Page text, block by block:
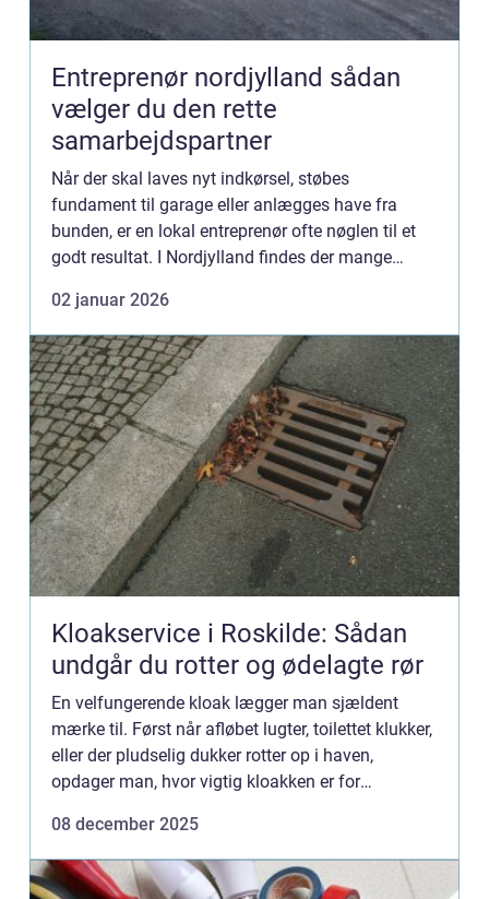
Entreprenør nordjylland sådan
vælger du den rette
samarbejdspartner
Når der skal laves nyt indkørsel, støbes
fundament til garage eller anlægges have fra
bunden, er en lokal entreprenør ofte nøglen til et
godt resultat. I Nordjylland findes der mange
som hjælper både pri...
02 januar 2026
Kloakservice i Roskilde: Sådan
undgår du rotter og ødelagte rør
En velfungerende kloak lægger man sjældent
mærke til. Først når afløbet lugter, toilettet klukker,
eller der pludselig dukker rotter op i haven,
opdager man, hvor vigtig kloakken er for
08 december 2025